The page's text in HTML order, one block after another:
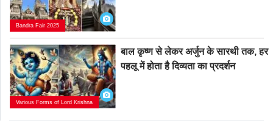
Bandra Fair 2025
Various Forms of Lord Krishna
बाल कृष्ण से लेकर अर्जुन के सारथी तक, हर
पहलू में होता है दिव्यता का प्रदर्शन